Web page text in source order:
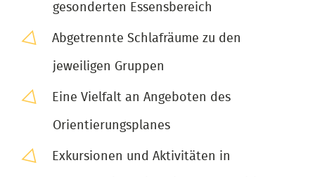
gesonderten Essensbereich
Abgetrennte Schlafräume zu den
jeweiligen Gruppen
Eine Vielfalt an Angeboten des
Orientierungsplanes
Exkursionen und Aktivitäten in